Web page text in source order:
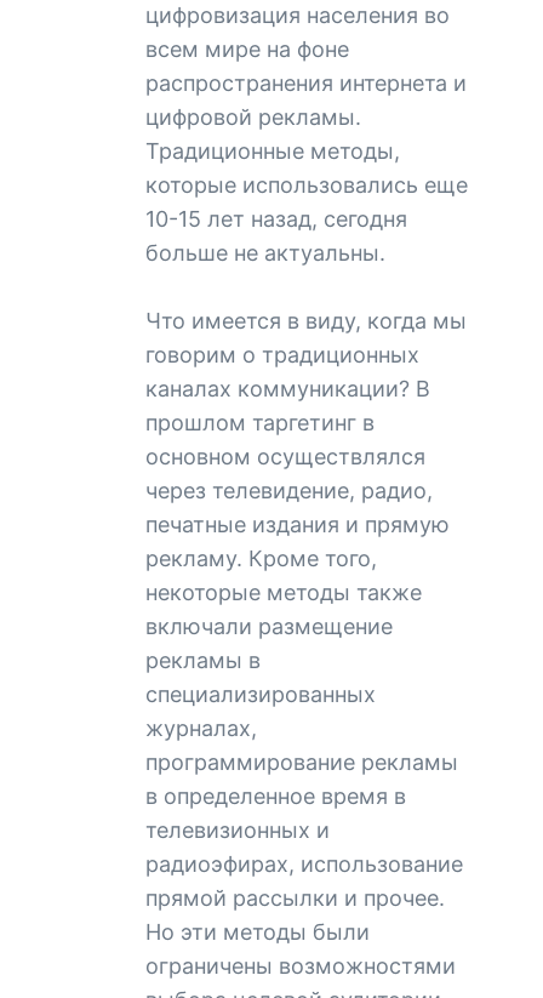
цифровизация населения во
всем мире на фоне
распространения интернета и
цифровой рекламы.
Традиционные методы,
которые использовались еще
10-15 лет назад, сегодня
больше не актуальны.
Что имеется в виду, когда мы
говорим о традиционных
каналах коммуникации? В
прошлом таргетинг в
основном осуществлялся
через телевидение, радио,
печатные издания и прямую
рекламу. Кроме того,
некоторые методы также
включали размещение
рекламы в
специализированных
журналах,
программирование рекламы
в определенное время в
телевизионных и
радиоэфирах, использование
прямой рассылки и прочее.
Но эти методы были
ограничены возможностями